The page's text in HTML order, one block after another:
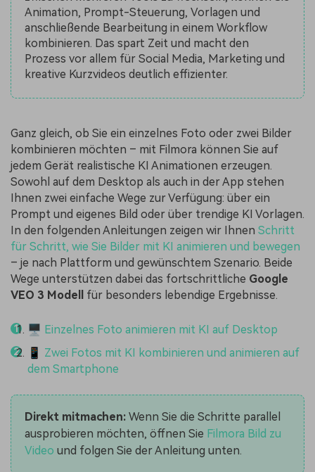
Animation, Prompt-Steuerung, Vorlagen und
anschließende Bearbeitung in einem Workflow
kombinieren. Das spart Zeit und macht den
Prozess vor allem für Social Media, Marketing und
kreative Kurzvideos deutlich effizienter.
Ganz gleich, ob Sie ein einzelnes Foto oder zwei Bilder
kombinieren möchten – mit Filmora können Sie auf
jedem Gerät realistische KI Animationen erzeugen.
Sowohl auf dem Desktop als auch in der App stehen
Ihnen zwei einfache Wege zur Verfügung: über ein
Prompt und eigenes Bild oder über trendige KI Vorlagen.
In den folgenden Anleitungen zeigen wir Ihnen Schritt
für Schritt, wie Sie Bilder mit KI animieren und bewegen
– je nach Plattform und gewünschtem Szenario. Beide
Wege unterstützen dabei das fortschrittliche Google
VEO 3 Modell
für besonders lebendige Ergebnisse.
🖥️ Einzelnes Foto animieren mit KI auf Desktop
📱 Zwei Fotos mit KI kombinieren und animieren auf
dem Smartphone
Direkt mitmachen: Wenn Sie die Schritte parallel
ausprobieren möchten, öffnen Sie Filmora Bild zu
Video und folgen Sie der Anleitung unten.